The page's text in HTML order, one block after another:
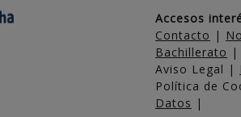
Accesos
Contacto |
Bachillerato |
Aviso Legal |
Política de
Datos |